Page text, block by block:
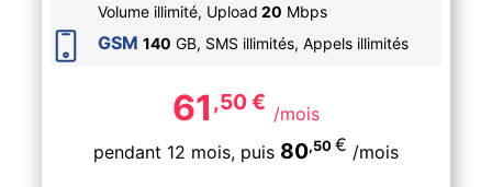
Volume illimité, Upload 20 Mbps
GSM 140 GB, SMS illimités, Appels illimités
61 ,50€ /mois
pendant 12 mois, puis 80,50 € /mois